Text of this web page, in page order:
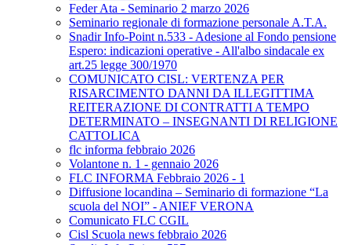
Feder Ata - Seminario 2 marzo 2026
Seminario regionale di formazione personale A.T.A.
Snadir Info-Point n.533 - Adesione al Fondo pensione
Espero: indicazioni operative - All'albo sindacale ex
art.25 legge 300/1970
COMUNICATO CISL: VERTENZA PER
RISARCIMENTO DANNI DA ILLEGITTIMA
REITERAZIONE DI CONTRATTI A TEMPO
DETERMINATO – INSEGNANTI DI RELIGIONE
CATTOLICA
flc informa febbraio 2026
Volantone n. 1 - gennaio 2026
FLC INFORMA Febbraio 2026 - 1
Diffusione locandina – Seminario di formazione “La
scuola del NOI” - ANIEF VERONA
Comunicato FLC CGIL
Cisl Scuola news febbraio 2026